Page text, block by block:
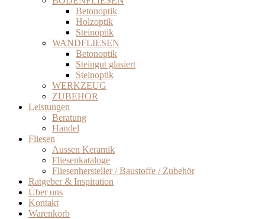
Betonoptik
Holzoptik
Steinoptik
WANDFLIESEN
Betonoptik
Steingut glasiert
Steinoptik
WERKZEUG
ZUBEHÖR
Leistungen
Beratung
Handel
Fliesen
Aussen Keramik
Fliesenkataloge
Fliesenhersteller / Baustoffe / Zubehör
Ratgeber & Inspiration
Über uns
Kontakt
Warenkorb